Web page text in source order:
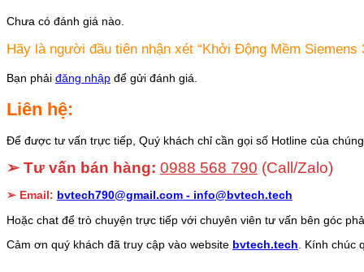
Chưa có đánh giá nào.
Hãy là người đầu tiên nhận xét “Khởi Động Mềm Siemens
Bạn phải đăng nhập để gửi đánh giá.
Liên hệ:
Để được tư vấn trực tiếp, Quý khách chỉ cần gọi số Hotline của
➢ Tư vấn bán hàng: 0988 568 790 (Call/Zalo)
➢ Email: bvtech790@gmail.com - info@bvtech.tech
Hoặc chat để trò chuyện trực tiếp với chuyên viên tư vấn bên góc
Cảm ơn quý khách đã truy cập vào website bvtech.tech . Kính